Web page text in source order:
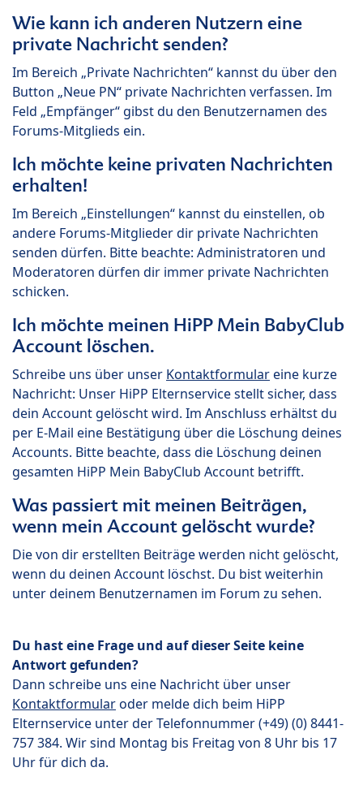
Wie kann ich anderen Nutzern eine
private Nachricht senden?
Im Bereich „Private Nachrichten“ kannst du über den
Button „Neue PN“ private Nachrichten verfassen. Im
Feld „Empfänger“ gibst du den Benutzernamen des
Forums-Mitglieds ein.
Ich möchte keine privaten Nachrichten
erhalten!
Im Bereich „Einstellungen“ kannst du einstellen, ob
andere Forums-Mitglieder dir private Nachrichten
senden dürfen. Bitte beachte: Administratoren und
Moderatoren dürfen dir immer private Nachrichten
schicken.
Ich möchte meinen HiPP Mein BabyClub
Account löschen.
Schreibe uns über unser Kontaktformulareine kurze
Nachricht: Unser HiPP Elternservice stellt sicher, dass
dein Account gelöscht wird. Im Anschluss erhältst du
per E-Mail eine Bestätigung über die Löschung deines
Accounts. Bitte beachte, dass die Löschung deinen
gesamten HiPP Mein BabyClub Account betrifft.
Was passiert mit meinen Beiträgen,
wenn mein Account gelöscht wurde?
Die von dir erstellten Beiträge werden nicht gelöscht,
wenn du deinen Account löschst. Du bist weiterhin
unter deinem Benutzernamen im Forum zu sehen.
Du hast eine Frage und auf dieser Seite keine
Antwort gefunden?
Dann schreibe uns eine Nachricht über unser
Kontaktformularoder melde dich beim HiPP
Elternservice unter der Telefonnummer (+49) (0) 8441-
757 384. Wir sind Montag bis Freitag von 8 Uhr bis 17
Uhr für dich da.